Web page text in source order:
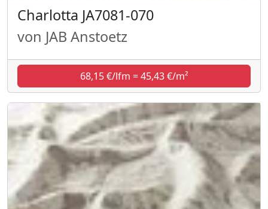
Charlotta JA7081-070
von JAB Anstoetz
68,15 €/lfm = 45,43 €/m²